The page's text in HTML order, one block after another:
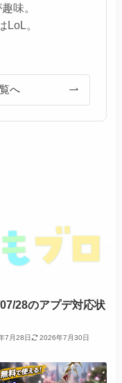
味。
LoL。
へ
28のアプデ対応状
7月28日 2026年7月30日